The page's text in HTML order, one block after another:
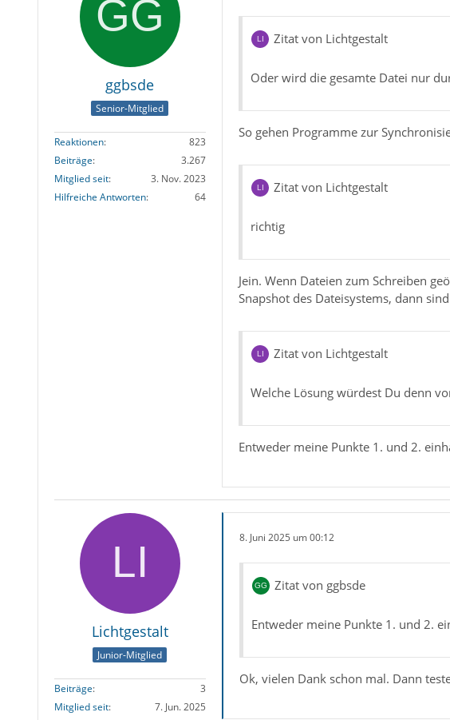
ggbsde
Senior-Mitglied
Reaktionen
823
Beiträge
3.267
Mitglied seit
3. Nov. 2023
Hilfreiche Antworten
64
Zitat von Lichtgestalt
Oder wird die gesamte Datei nur
So gehen Programme zur
Zitat von Lichtgestalt
richtig
Jein. Wenn Dateien zum Schreiben
Snapshot des Dateisystems, dann
Zitat von Lichtgestalt
Welche Lösung würdest Du denn
Entweder meine Punkte 1. und 2.
Lichtgestalt
Junior-Mitglied
Beiträge
3
Mitglied seit
7. Jun. 2025
8. Juni 2025 um 00:12
Zitat von ggbsde
Entweder meine Punkte 1. und 2.
Ok, vielen Dank schon mal. Dann